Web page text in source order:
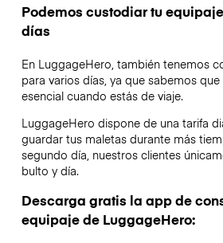
Podemos custodiar tu
días
En LuggageHero, también tenemos
para varios días, ya que sabemos
esencial cuando estás de viaje.
LuggageHero dispone de una tarifa
guardar tus maletas durante más
segundo día, nuestros clientes
bulto y día.
Descarga gratis la app de
equipaje de LuggageHero: